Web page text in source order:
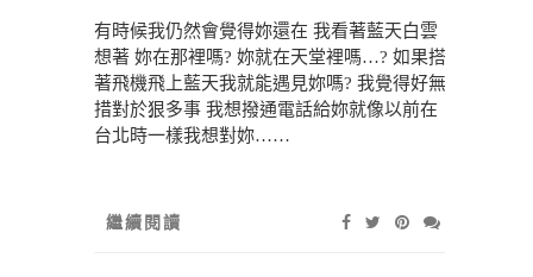
有時候我仍然會覺得妳還在 我看著藍天白雲
想著 妳在那裡嗎? 妳就在天堂裡嗎…? 如果搭
著飛機飛上藍天我就能遇見妳嗎? 我覺得好無
措對於狠多事 我想撥通電話給妳就像以前在
台北時一樣我想對妳……
繼續閱讀